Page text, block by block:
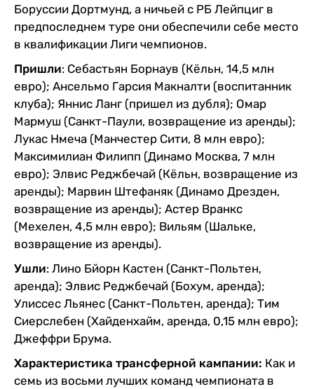
Боруссии Дортмунд, а ничьей с РБ Лейпциг в
предпоследнем туре они обеспечили себе место
в квалификации Лиги чемпионов.
Пришли: Себастьян Борнаув (Кёльн, 14,5 млн
евро); Ансельмо Гарсия Макналти (воспитанник
клуба); Яннис Ланг (пришел из дубля); Омар
Мармуш (Санкт-Паули, возвращение из аренды);
Лукас Нмеча (Манчестер Сити, 8 млн евро);
Максимилиан Филипп (Динамо Москва, 7 млн
евро); Элвис Реджбечай (Кёльн, возвращение из
аренды); Марвин Штефаняк (Динамо Дрезден,
возвращение из аренды); Астер Вранкс
(Мехелен, 4,5 млн евро); Вильям (Шальке,
возвращение из аренды).
Ушли: Лино Бйорн Кастен (Санкт-Польтен,
аренда); Элвис Реджбечай (Бохум, аренда);
Улиссес Льянес (Санкт-Польтен, аренда); Тим
Сиерслебен (Хайденхайм, аренда, 0,15 млн евро);
Джеффри Брума.
Характеристика трансферной кампании: Как и
семь из восьми лучших команд чемпионата в